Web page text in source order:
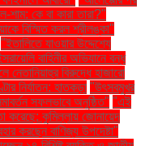
শাম: কে বা কারা তারা?"
বিস্মিত করল শ্রীলঙ্কা"
"ইতালিতে যাওয়ার উদ্দেশ্যে
বাহিনীর অভিযানে বন্ধ
নেতানিয়াহুর বিরুদ্ধে হাজারো
নির্যাতন: হাতকড়া "উৎসবমুখর
সফলভাবে অনুষ্ঠিত" "এই
করেছে: কুমিল্লায় জোনায়েদ
করছেন বাণিজ্য উপদেষ্টা"